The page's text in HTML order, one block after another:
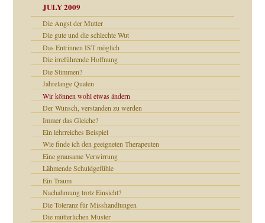
JULY 2009
Die Angst der Mutter
Die gute und die schlechte Wut
Das Entrinnen IST möglich
Die irreführende Hoffnung
Die Stimmen?
Jahrelange Qualen
Wir können wohl etwas ändern
Der Wunsch, verstanden zu werden
Immer das Gleiche?
Ein lehrreiches Beispiel
Wie finde ich den geeigneten Therapeuten
Eine grausame Verwirrung
Lähmende Schuldgefühle
Ein Traum
Nachahmung trotz Einsicht?
Die Toleranz für Misshandlungen
Die mütterlichen Muster